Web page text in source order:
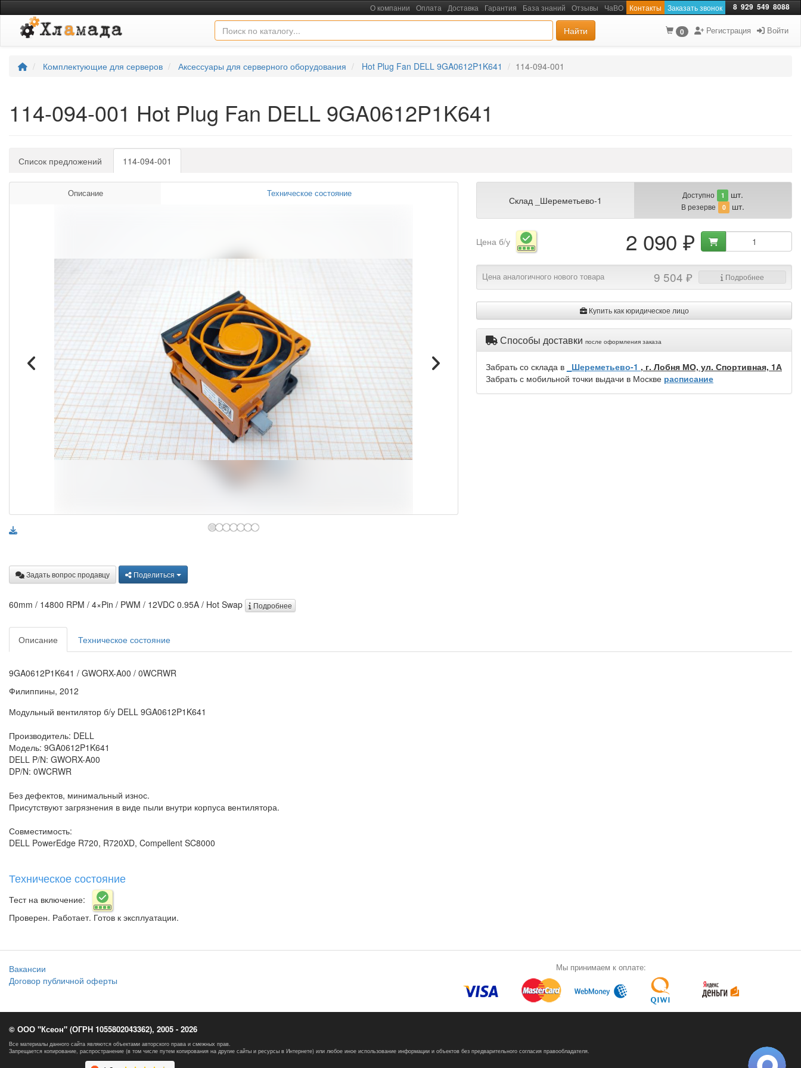
О компании Оплата Доставка Гарантия База знаний Отзывы ЧаВО Контакты Заказать звонок 8 929 549 8088
Найти 0 Регистрация Войти
Комплектующие для серверов Аксессуары для серверного оборудования Hot Plug Fan DELL 9GA0612P1K641 114-094-001
114-094-001 Hot Plug Fan DELL 9GA0612P1K641
Список предложений 114-094-001
Описание Техническое состояние
Склад _Шереметьево-1 Доступно 1 шт.
В резерве 0 шт.
Цена б/у 2 090 ₽
Цена аналогичного нового товара 9 504 ₽ Подробнее
Купить как юридическое лицо
Способы доставки после оформления заказа
Забрать со склада в _Шереметьево-1 , г. Лобня МО, ул. Спортивная, 1А
Забрать с мобильной точки выдачи в Москве расписание
Задать вопрос продавцу Поделиться
60mm / 14800 RPM / 4×Pin / PWM / 12VDC 0.95A / Hot Swap Подробнее
Описание Техническое состояние
9GA0612P1K641 / GWORX-A00 / 0WCRWR
Филиппины, 2012
Модульный вентилятор б/у DELL 9GA0612P1K641
Производитель: DELL
Модель: 9GA0612P1K641
DELL P/N: GWORX-A00
DP/N: 0WCRWR
Без дефектов, минимальный износ.
Присутствуют загрязнения в виде пыли внутри корпуса вентилятора.
Совместимость:
DELL PowerEdge R720, R720XD, Compellent SC8000
Техническое состояние
Тест на включение:
Проверен. Работает. Готов к эксплуатации.
Вакансии
Договор публичной оферты
Мы принимаем к оплате:
© ООО "Ксеон" (ОГРН 1055802043362), 2005 - 2026
Все материалы данного сайта являются объектами авторского права и смежных прав.
Запрещается копирование, распространение (в том числе путем копирования на другие сайты и ресурсы в Интернете) или любое иное использование информации и объектов без предварительного согласия правообладателя.